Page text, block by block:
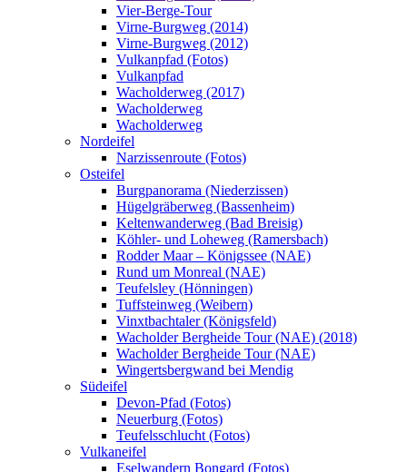
Vier-Berge-Tour
Virne-Burgweg (2014)
Virne-Burgweg (2012)
Vulkanpfad (Fotos)
Vulkanpfad
Wacholderweg (2017)
Wacholderweg
Wacholderweg
Nordeifel
Narzissenroute (Fotos)
Osteifel
Burgpanorama (Niederzissen)
Hügelgräberweg (Bassenheim)
Keltenwanderweg (Bad Breisig)
Köhler- und Loheweg (Ramersbach)
Rodder Maar – Königssee (NAE)
Rund um Monreal (NAE)
Teufelsley (Hönningen)
Tuffsteinweg (Weibern)
Vinxtbachtaler (Königsfeld)
Wacholder Bergheide Tour (NAE) (2018)
Wacholder Bergheide Tour (NAE)
Wingertsbergwand bei Mendig
Südeifel
Devon-Pfad (Fotos)
Neuerburg (Fotos)
Teufelsschlucht (Fotos)
Vulkaneifel
Eselwandern Bongard (Fotos)